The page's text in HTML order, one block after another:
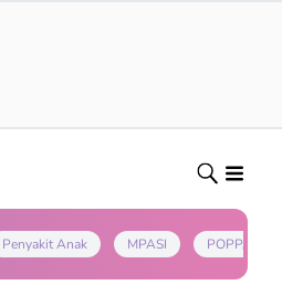
Penyakit Anak MPASI POPPAPA